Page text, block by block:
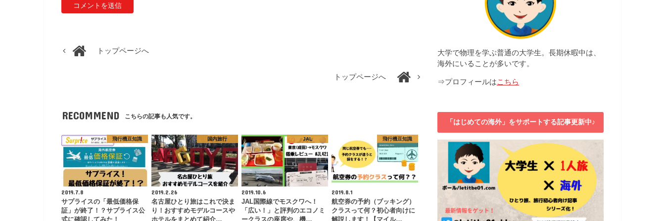
トップページへ
トップページへ
RECOMMEND こちらの記事も人気です。
飛行機豆知識
2019.7.8
サプライスの「最低価格保
証」が終了！？サプライス公
式に確認してみた！
国内旅行
2019.2.26
名古屋ひとり旅はこれで決ま
り！おすすめモデルコースや
ホテルをまとめて紹介…
JAL
2019.10.6
JAL国際線でモスクワへ！
「広い！」と評判のエコノミ
ークラスの座席や、機…
飛行機豆知識
2019.8.1
航空券の予約（ブッキング）
クラスって何？初心者向けに
解説します！【マイル…
大学で物理を学ぶ普通の大学生。長期休暇中は、
海外にいることが多いです。
⇒プロフィールはこちら
「はじめての海外」をサポートする記事更新中♪